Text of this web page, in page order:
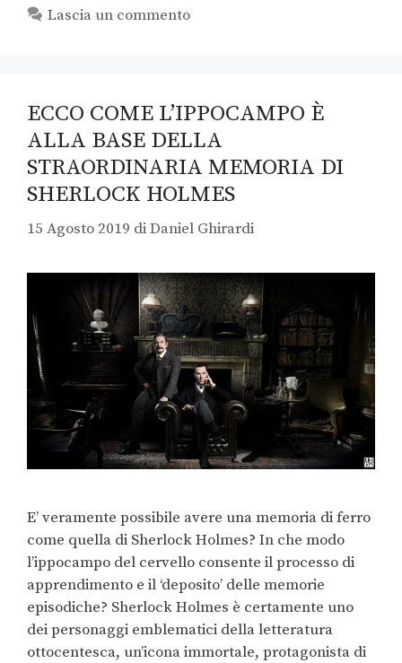
Lascia un commento
ECCO COME L’IPPOCAMPO È
ALLA BASE DELLA
STRAORDINARIA MEMORIA DI
SHERLOCK HOLMES
15 Agosto 2019 diDaniel Ghirardi
E’ veramente possibile avere una memoria di ferro
come quella di Sherlock Holmes? In che modo
l’ippocampo del cervello consente il processo di
apprendimento e il ‘deposito’ delle memorie
episodiche? Sherlock Holmes è certamente uno
dei personaggi emblematici della letteratura
ottocentesca, un’icona immortale, protagonista di